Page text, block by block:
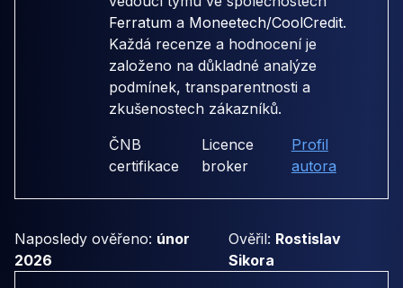
Ferratum a Moneetech/CoolCredit.
Každá recenze a hodnocení je
založeno na důkladné analýze
podmínek, transparentnosti a
zkušenostech zákazníků.
ČNB
certifikace
Licence
broker
Profil
autora
Naposledy ověřeno: únor
2026
Ověřil: Rostislav
Sikora